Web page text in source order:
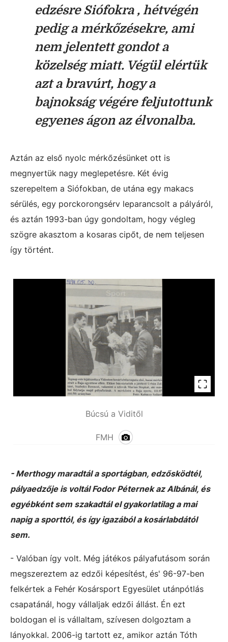
edzésre Siófokra , hétvégén
pedig a mérkőzésekre, ami
nem jelentett gondot a
közelség miatt. Végül elértük
azt a bravúrt, hogy a
bajnokság végére feljutottunk
egyenes ágon az élvonalba.
Aztán az első nyolc mérkőzésünket ott is
megnyertük nagy meglepetésre. Két évig
szerepeltem a Siófokban, de utána egy makacs
sérülés, egy porckorongsérv leparancsolt a pályáról,
és aztán 1993-ban úgy gondoltam, hogy végleg
szögre akasztom a kosaras cipőt, de nem teljesen
így történt.
Búcsú a Viditől
FMH
- Merthogy maradtál a sportágban, edzősködtél,
pályaedzője is voltál Fodor Péternek az Albánál, és
egyébként sem szakadtál el gyakorlatilag a mai
napig a sporttól, és így igazából a kosárlabdától
sem.
- Valóban így volt. Még játékos pályafutásom során
megszereztem az edzői képesítést, és' 96-97-ben
felkértek a Fehér Kosársport Egyesület utánpótlás
csapatánál, hogy vállaljak edzői állást. Én ezt
boldogan el is vállaltam, szívesen dolgoztam a
lányokkal. 2006-ig tartott ez, amikor aztán Tóth